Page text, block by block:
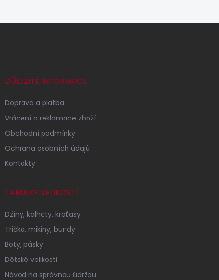
Z
DŮLEŽITÉ INFORMACE
Doprava a platba
Vrácení a reklamace zboží
Obchodní podmínky
Ochrana osobních údajů
Kontakty
TABULKY VELIKOSTÍ
Džíny, kalhoty, kraťasy
Trička, mikiny, bundy
Boty, pásky
Dětské velikosti
Návod na správnou údržbu